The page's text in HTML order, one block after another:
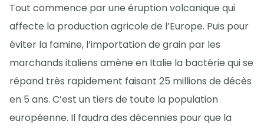
Tout commence par une éruption volcanique qui
affecte la production agricole de l’Europe. Puis pour
éviter la famine, l’importation de grain par les
marchands italiens amène en Italie la bactérie qui se
répand très rapidement faisant 25 millions de décès
en 5 ans. C’est un tiers de toute la population
européenne. Il faudra des décennies pour que la